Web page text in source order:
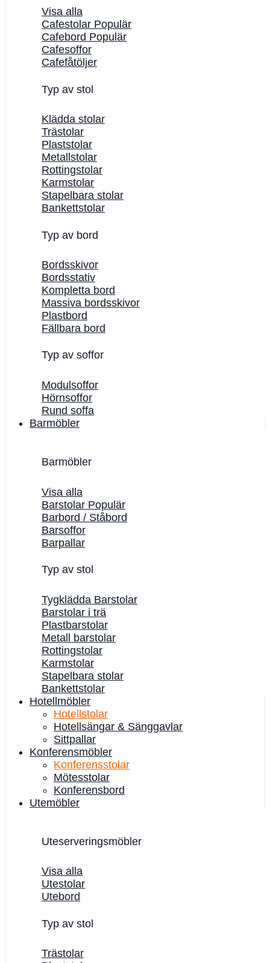
Visa alla
Cafestolar
Cafebord
Cafesoffor
Cafefåtöljer
Typ av stol
Klädda stolar
Trästolar
Plaststolar
Metallstolar
Rottingstolar
Karmstolar
Stapelbara stolar
Bankettstolar
Typ av bord
Bordsskivor
Bordsstativ
Kompletta bord
Massiva bordsskivor
Plastbord
Fällbara bord
Typ av soffor
Modulsoffor
Hörnsoffor
Rund soffa
Barmöbler
Barmöbler
Visa alla
Barstolar
Barbord / Ståbord
Barsoffor
Barpallar
Typ av stol
Tygklädda Barstolar
Barstolar i trä
Plastbarstolar
Metall barstolar
Rottingstolar
Karmstolar
Stapelbara stolar
Bankettstolar
Hotellmöbler
Hotellstolar
Hotellsängar & Sänggavlar
Sittpallar
Konferensmöbler
Konferensstolar
Mötesstolar
Konferensbord
Utemöbler
Uteserveringsmöbler
Visa alla
Utestolar
Utebord
Typ av stol
Trästolar